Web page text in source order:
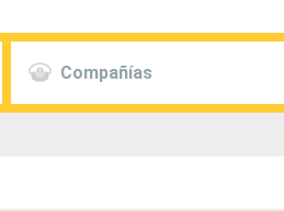
Compañías